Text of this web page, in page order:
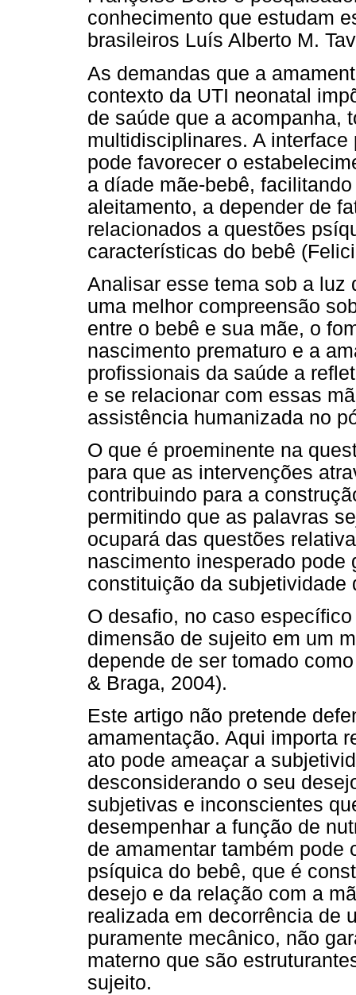
conhecimento que estudam
brasileiros Luís Alberto M.
As demandas que a
contexto da UTI neonatal
de saúde que a acompanha,
multidisciplinares. A
pode favorecer o
a díade mãe-bebê,
aleitamento, a depender de
relacionados a questões
características do bebê
Analisar esse tema sob a
uma melhor compreensão
entre o bebê e sua mãe, o
nascimento prematuro e a
profissionais da saúde a
e se relacionar com essas
assistência humanizada no
O que é proeminente na
para que as intervenções
contribuindo para a
permitindo que as palavras
ocupará das questões
nascimento inesperado pode
constituição da subjetividade
O desafio, no caso
dimensão de sujeito em um
depende de ser tomado
& Braga, 2004).
Este artigo não pretende
amamentação. Aqui importa
ato pode ameaçar a
desconsiderando o seu
subjetivas e inconscientes
desempenhar a função de
de amamentar também pode
psíquica do bebê, que é
desejo e da relação com a
realizada em decorrência de
puramente mecânico, não
materno que são
sujeito.